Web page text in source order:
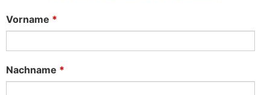
Vorname *
Nachname *